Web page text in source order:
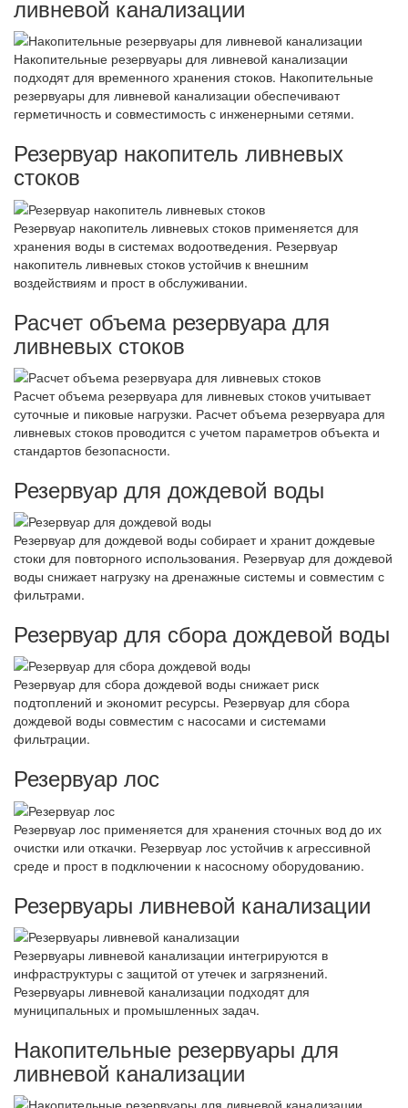
ливневой канализации
Накопительные резервуары для ливневой канализации
подходят для временного хранения стоков. Накопительные
резервуары для ливневой канализации обеспечивают
герметичность и совместимость с инженерными сетями.
Резервуар накопитель ливневых
стоков
Резервуар накопитель ливневых стоков применяется для
хранения воды в системах водоотведения. Резервуар
накопитель ливневых стоков устойчив к внешним
воздействиям и прост в обслуживании.
Расчет объема резервуара для
ливневых стоков
Расчет объема резервуара для ливневых стоков учитывает
суточные и пиковые нагрузки. Расчет объема резервуара для
ливневых стоков проводится с учетом параметров объекта и
стандартов безопасности.
Резервуар для дождевой воды
Резервуар для дождевой воды собирает и хранит дождевые
стоки для повторного использования. Резервуар для дождевой
воды снижает нагрузку на дренажные системы и совместим с
фильтрами.
Резервуар для сбора дождевой воды
Резервуар для сбора дождевой воды снижает риск
подтоплений и экономит ресурсы. Резервуар для сбора
дождевой воды совместим с насосами и системами
фильтрации.
Резервуар лос
Резервуар лос применяется для хранения сточных вод до их
очистки или откачки. Резервуар лос устойчив к агрессивной
среде и прост в подключении к насосному оборудованию.
Резервуары ливневой канализации
Резервуары ливневой канализации интегрируются в
инфраструктуры с защитой от утечек и загрязнений.
Резервуары ливневой канализации подходят для
муниципальных и промышленных задач.
Накопительные резервуары для
ливневой канализации